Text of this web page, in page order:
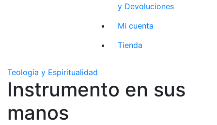
y Devoluciones
Mi cuenta
Tienda
Teología y Espiritualidad
Instrumento en sus
manos